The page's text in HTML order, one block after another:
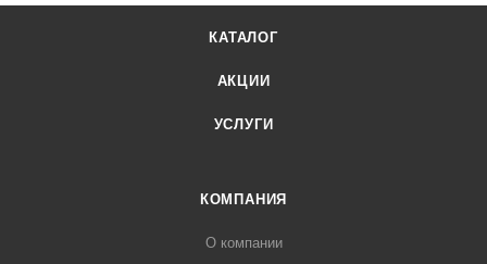
КАТАЛОГ
АКЦИИ
УСЛУГИ
КОМПАНИЯ
О компании